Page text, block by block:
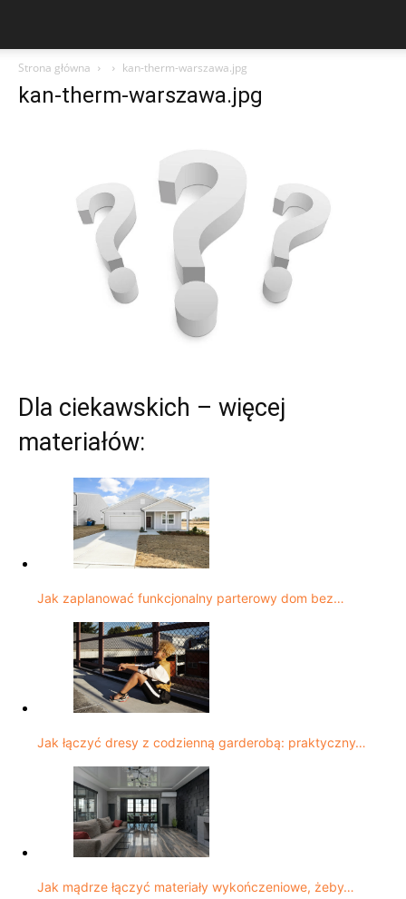
Strona główna kan-therm-warszawa.jpg
kan-therm-warszawa.jpg
Dla ciekawskich – więcej
materiałów:
Jak zaplanować funkcjonalny parterowy dom bez…
Jak łączyć dresy z codzienną garderobą: praktyczny…
Jak mądrze łączyć materiały wykończeniowe, żeby…